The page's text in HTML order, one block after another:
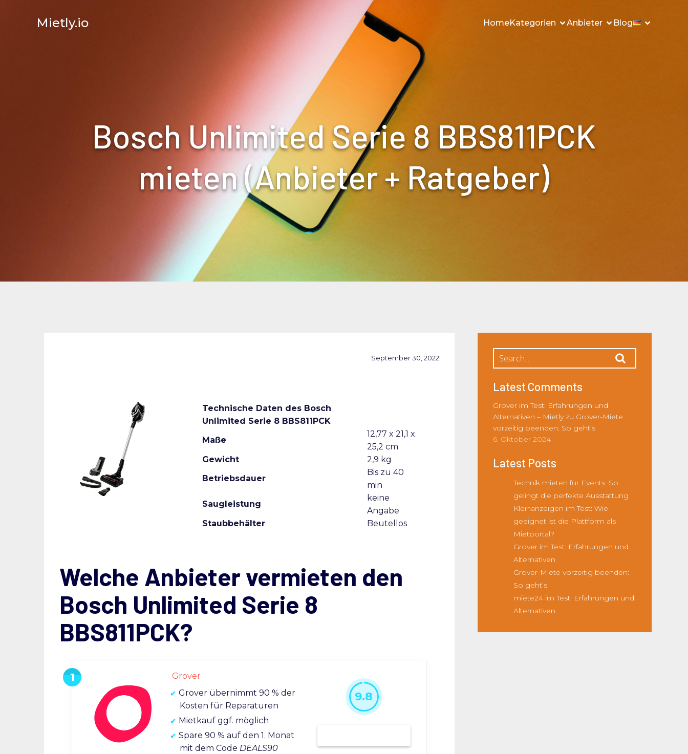
Mietly.io HomeKategorien Anbieter Blog
Bosch Unlimited Serie 8 BBS811PCK
mieten (Anbieter + Ratgeber)
September 30, 2022
Technische Daten des Bosch
Unlimited Serie 8 BBS811PCK
Maße
12,77 x 21,1 x
25,2 cm
Gewicht
2,9 kg
Betriebsdauer
Bis zu 40
min
Saugleistung
keine
Angabe
Staubbehälter
Beutellos
Welche Anbieter vermieten den
Bosch Unlimited Serie 8
BBS811PCK?
Grover
Grover übernimmt 90 % der
Kosten für Reparaturen
Mietkauf ggf. möglich
Spare 90 % auf den 1. Monat
mit dem Code DEALS90
9.8
Latest Comments
Grover im Test: Erfahrungen und
Alternativen – Mietlyzu Grover-Miete
vorzeitig beenden: So geht’s
6. Oktober 2024
Latest Posts
Technik mieten für Events: So
gelingt die perfekte Ausstattung
Kleinanzeigen im Test: Wie
geeignet ist die Plattform als
Mietportal?
Grover im Test: Erfahrungen und
Alternativen
Grover-Miete vorzeitig beenden:
So geht’s
miete24 im Test: Erfahrungen und
Alternativen